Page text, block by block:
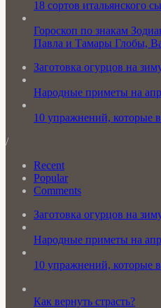
18 сортов итальянского
Гороскоп по знакам
Павла и Тамары Глобы,
Заготовка огурцов на
Народные приметы на
10 упражнений, которые
/
Recent
Popular
Comments
Заготовка огурцов на
Народные приметы на
10 упражнений, которые
Как вернуть страсть?